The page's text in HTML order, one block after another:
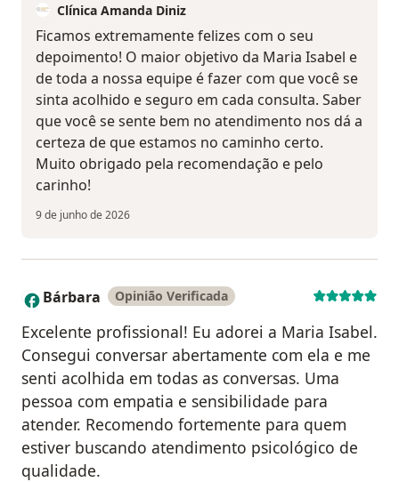
Clínica Amanda Diniz
Ficamos extremamente felizes com o seu
depoimento! O maior objetivo da Maria Isabel e
de toda a nossa equipe é fazer com que você se
sinta acolhido e seguro em cada consulta. Saber
que você se sente bem no atendimento nos dá a
certeza de que estamos no caminho certo.
Muito obrigado pela recomendação e pelo
carinho!
9 de junho de 2026
B Bárbara Opinião Verificada
Excelente profissional! Eu adorei a Maria Isabel.
Consegui conversar abertamente com ela e me
senti acolhida em todas as conversas. Uma
pessoa com empatia e sensibilidade para
atender. Recomendo fortemente para quem
estiver buscando atendimento psicológico de
qualidade.